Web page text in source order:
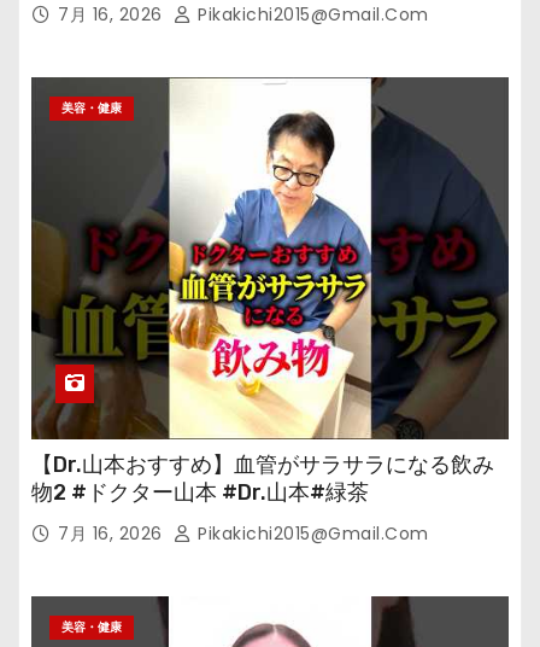
7月 16, 2026 Pikakichi2015@gmail.com
美容・健康
【Dr.山本おすすめ】血管がサラサラになる飲み
物2 #ドクター山本 #Dr.山本#緑茶
7月 16, 2026 Pikakichi2015@gmail.com
美容・健康